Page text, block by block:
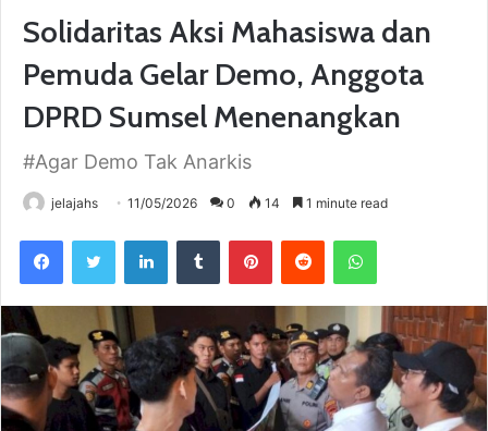
Solidaritas Aksi Mahasiswa dan
Pemuda Gelar Demo, Anggota
DPRD Sumsel Menenangkan
#Agar Demo Tak Anarkis
jelajahs 11/05/2026 0 14 1 minute read